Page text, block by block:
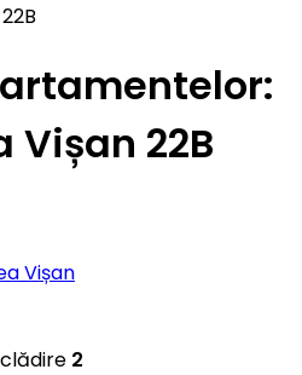
22B
Vișan 22B
Vișan
2